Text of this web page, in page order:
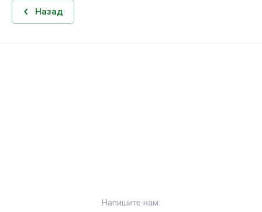
Назад
Напишите нам: